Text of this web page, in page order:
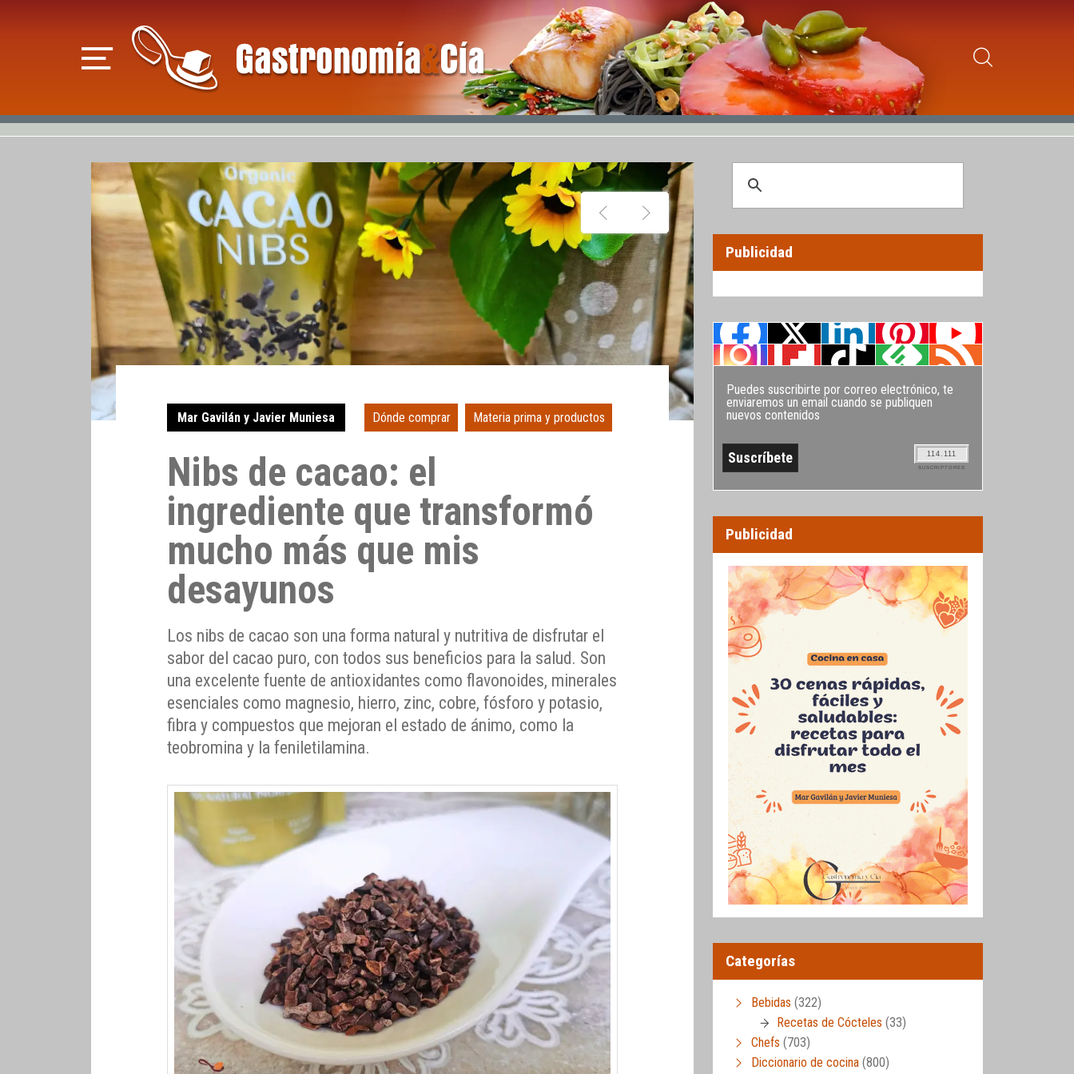
Mar Gavilán y Javier Muniesa Dónde comprar Materia prima y productos
Nibs de cacao: el
ingrediente que transformó
mucho más que mis
desayunos
Los nibs de cacao son una forma natural y nutritiva de disfrutar el
sabor del cacao puro, con todos sus beneficios para la salud. Son
una excelente fuente de antioxidantes como flavonoides, minerales
esenciales como magnesio, hierro, zinc, cobre, fósforo y potasio,
fibra y compuestos que mejoran el estado de ánimo, como la
teobromina y la feniletilamina.
Publicidad
Puedes suscribirte por correo electrónico, te
enviaremos un email cuando se publiquen
nuevos contenidos
114.111
SUSCRIPTORES
Publicidad
Categorías
Bebidas (322)
Recetas de Cócteles (33)
Chefs (703)
Diccionario de cocina (800)